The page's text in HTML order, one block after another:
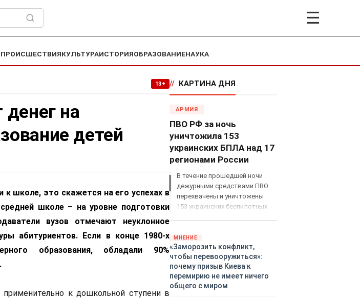
☰
ПРОИСШЕСТВИЯКУЛЬТУРАИСТОРИЯОБРАЗОВАНИЕНАУКА
13+
денег на
детей
к школе, это скажется на его успехах в
школе – на уровне подготовки
вузов отмечают неуклонное
абитуриентов. Если в конце 1980-х
образования, обладали 90%
применительно к дошкольной ступени в
// КАРТИНА ДНЯ
АРМИЯ
ПВО РФ за ночь
уничтожила 153
украинских БПЛА над 17
регионами России
В течение прошедшей ночи
дежурными средствами ПВО
перехвачены и уничтожены
153 украинских беспилотных
территориями Белгородской,
Брянской, Владимирской,
Воронежской, Калужской,
Курской, Липецкой,
Орловской, Ростовской,
Рязанской, Самарской,
МНЕНИЕ
«Заморозить конфликт,
чтобы перевооружиться»:
почему призыв Киева к
перемирию не имеет ничего
общего с миром